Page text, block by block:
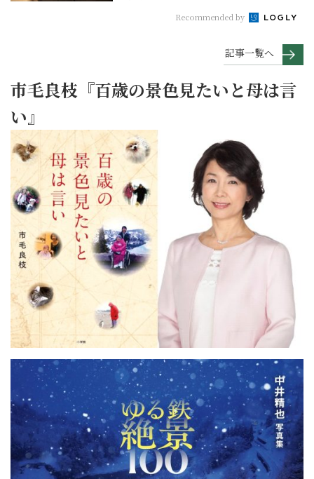
Recommended by
記事一覧へ
市毛良枝『百歳の景色見たいと母は言
い』